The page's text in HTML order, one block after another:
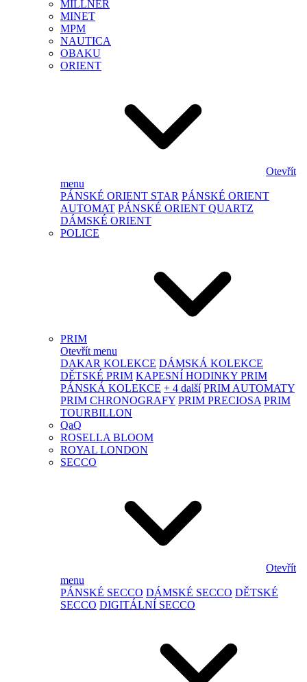
MILLNER
MINET
MPM
NAUTICA
OBAKU
ORIENT
Otevřít
menu
PÁNSKÉ ORIENT STAR PÁNSKÉ ORIENT
AUTOMAT PÁNSKÉ ORIENT QUARTZ
DÁMSKÉ ORIENT
POLICE
PRIM
Otevřít menu
DAKAR KOLEKCE DÁMSKÁ KOLEKCE
DĚTSKÉ PRIM KAPESNÍ HODINKY PRIM
PÁNSKÁ KOLEKCE + 4 další PRIM AUTOMATY
PRIM CHRONOGRAFY PRIM PRECIOSA PRIM
TOURBILLON
QaQ
ROSELLA BLOOM
ROYAL LONDON
SECCO
Otevřít
menu
PÁNSKÉ SECCO DÁMSKÉ SECCO DĚTSKÉ
SECCO DIGITÁLNÍ SECCO